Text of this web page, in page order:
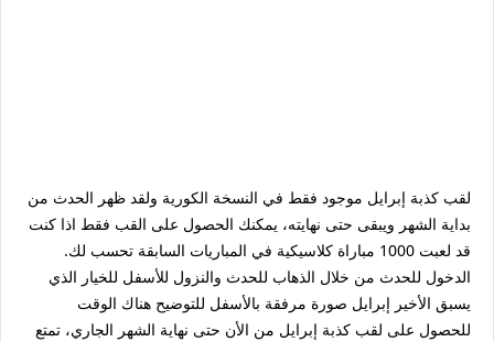
لقب كذبة إبرايل موجود فقط في النسخة الكورية ولقد ظهر الحدث من
بداية الشهر ويبقى حتى نهايته، يمكنك الحصول على القب فقط اذا كنت
قد لعبت 1000 مباراة كلاسيكية في المباريات السابقة تحسب لك.
الدخول للحدث من خلال الذهاب للحدث والنزول للأسفل للخيار الذي
يسبق الأخير إبرايل صورة مرفقة بالأسفل للتوضيح هناك الوقت
للحصول على لقب كذبة إبرايل من الأن حتى نهاية الشهر الجاري، تمتع